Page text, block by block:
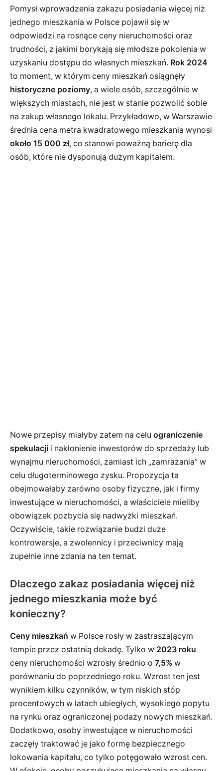
Pomysł wprowadzenia zakazu posiadania więcej niż
jednego mieszkania w Polsce pojawił się w
odpowiedzi na rosnące ceny nieruchomości oraz
trudności, z jakimi borykają się młodsze pokolenia w
uzyskaniu dostępu do własnych mieszkań. Rok 2024
to moment, w którym ceny mieszkań osiągnęły
historyczne poziomy, a wiele osób, szczególnie w
większych miastach, nie jest w stanie pozwolić sobie
na zakup własnego lokalu. Przykładowo, w Warszawie
średnia cena metra kwadratowego mieszkania wynosi
około 15 000 zł, co stanowi poważną barierę dla
osób, które nie dysponują dużym kapitałem.
Nowe przepisy miałyby zatem na celu ograniczenie
spekulacji i nakłonienie inwestorów do sprzedaży lub
wynajmu nieruchomości, zamiast ich „zamrażania” w
celu długoterminowego zysku. Propozycja ta
obejmowałaby zarówno osoby fizyczne, jak i firmy
inwestujące w nieruchomości, a właściciele mieliby
obowiązek pozbycia się nadwyżki mieszkań.
Oczywiście, takie rozwiązanie budzi duże
kontrowersje, a zwolennicy i przeciwnicy mają
zupełnie inne zdania na ten temat.
Dlaczego zakaz posiadania więcej niż
jednego mieszkania może być
konieczny?
Ceny mieszkań w Polsce rosły w zastraszającym
tempie przez ostatnią dekadę. Tylko w 2023 roku
ceny nieruchomości wzrosły średnio o 7,5% w
porównaniu do poprzedniego roku. Wzrost ten jest
wynikiem kilku czynników, w tym niskich stóp
procentowych w latach ubiegłych, wysokiego popytu
na rynku oraz ograniczonej podaży nowych mieszkań.
Dodatkowo, osoby inwestujące w nieruchomości
zaczęły traktować je jako formę bezpiecznego
lokowania kapitału, co tylko potęgowało wzrost cen.